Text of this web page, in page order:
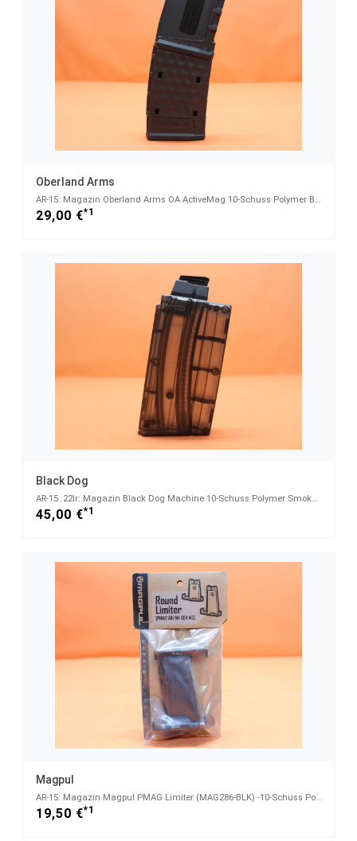
Oberland Arms
AR-15: Magazin Oberland Arms OA ActiveMag 10-Schuss Polymer Black (incl. kurzem Magazinboden) .223Re
29,00 €*1
Black Dog
AR-15 .22lr: Magazin Black Dog Machine 10-Schuss Polymer Smoke (z.B. für CMMG/ Ciener/ SIG522/ DPMS)
45,00 €*1
Magpul
AR-15: Magazin Magpul PMAG Limiter (MAG286-BLK) -10-Schuss Polymer Black .223Rem VE 3 Stück/ Magazin
19,50 €*1